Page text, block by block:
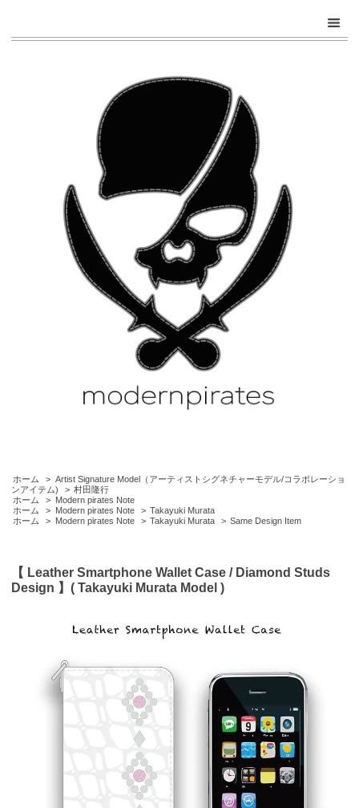
ホーム > Artist Signature Model（アーティストシグネチャーモデル/コラボレーショ
ンアイテム)
> 村田隆行
ホーム
> Modern pirates Note
ホーム
> Modern pirates Note > Takayuki Murata
ホーム
> Modern pirates Note > Takayuki Murata > Same Design Item
【 Leather Smartphone Wallet Case / Diamond Studs
Design 】( Takayuki Murata Model )